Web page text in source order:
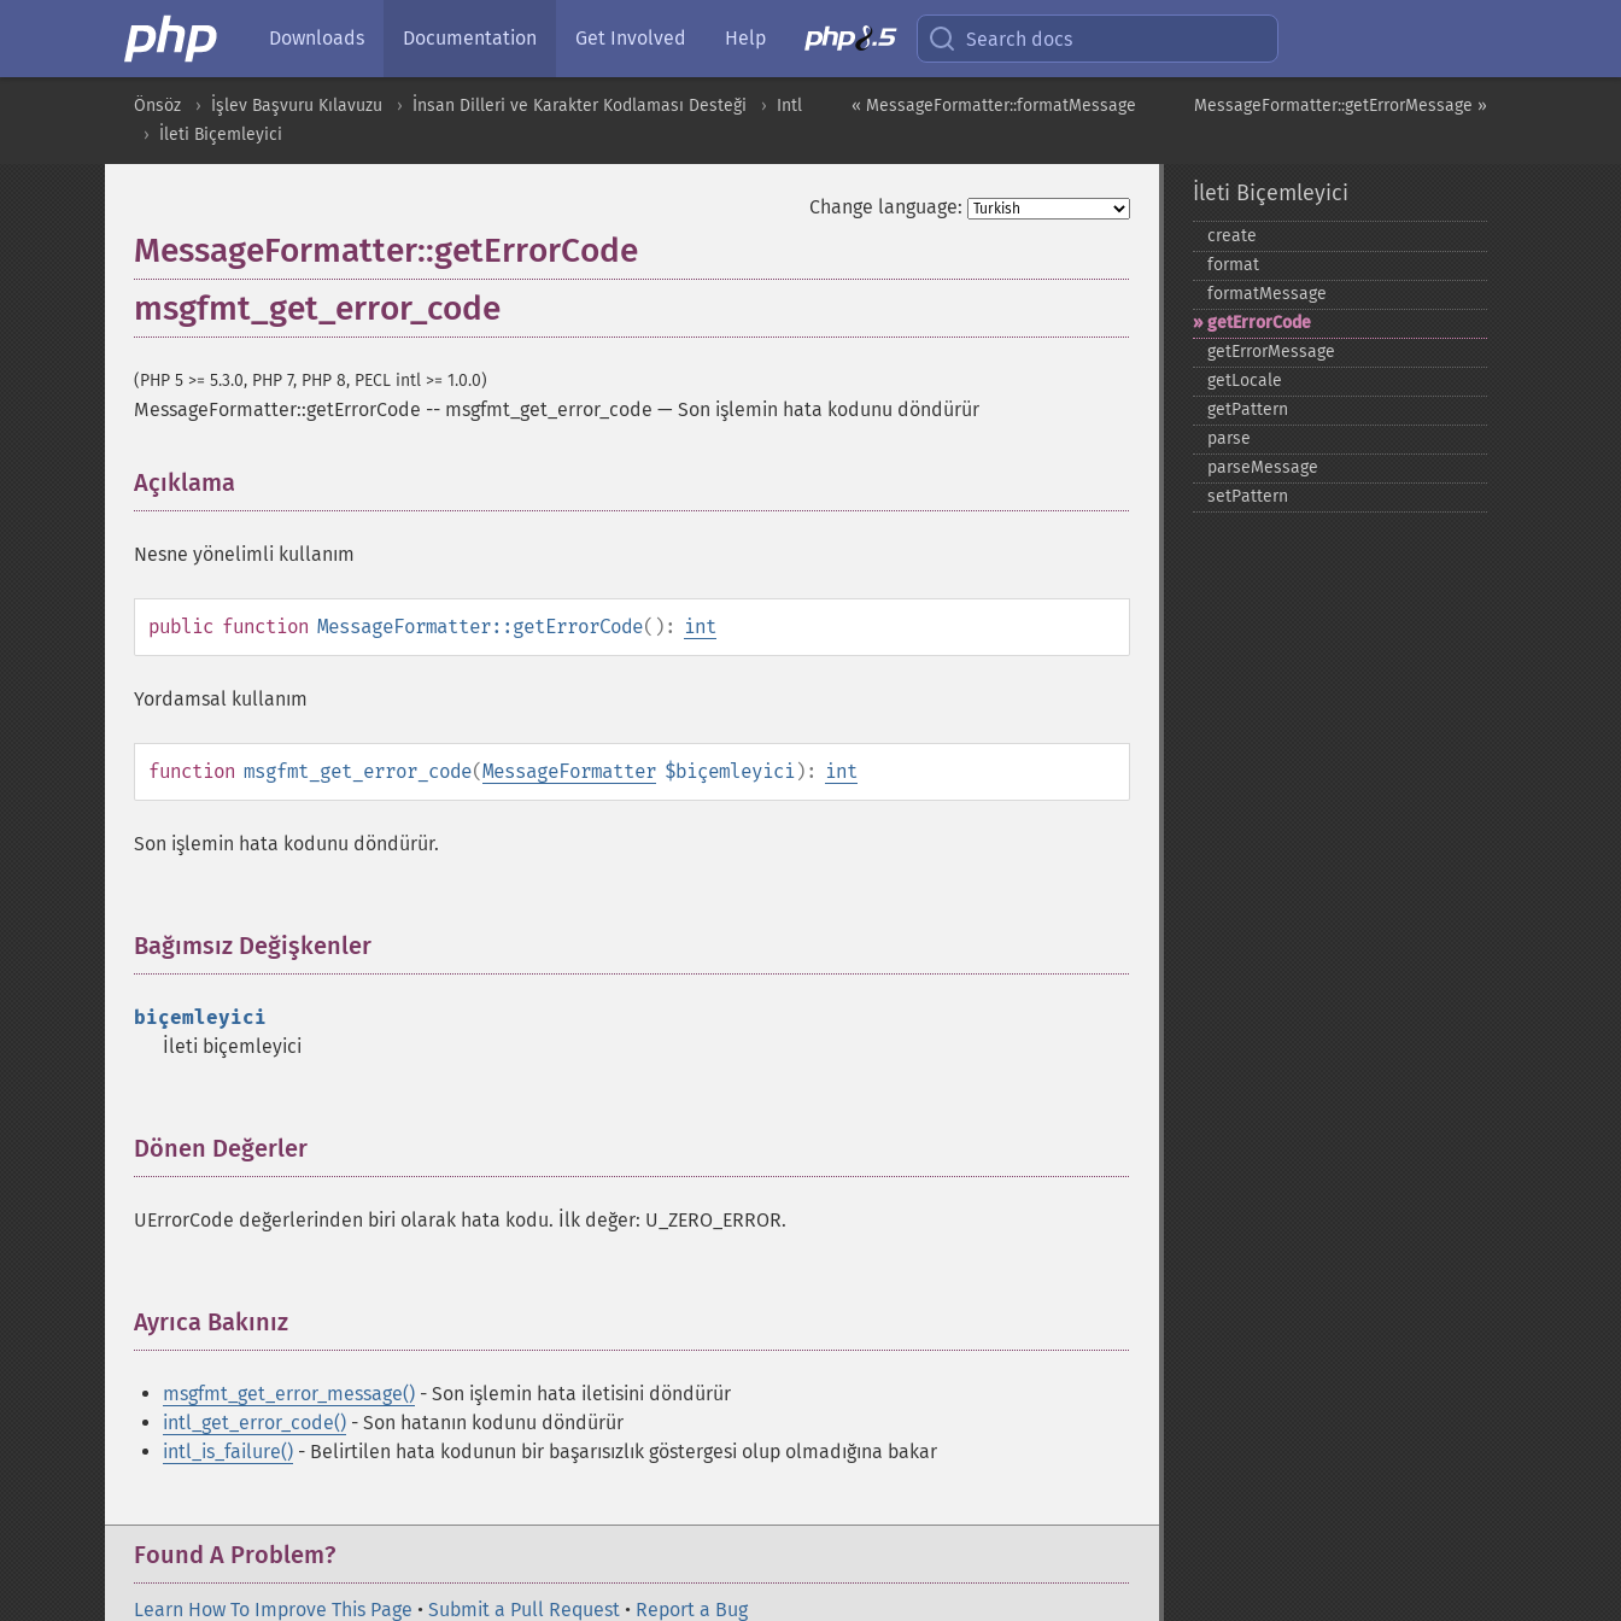
Downloads Documentation Get Involved Help Search docs
MessageFormatter::getErrorMessage »
« MessageFormatter::formatMessage
Önsöz İşlev Başvuru Kılavuzu İnsan Dilleri ve Karakter Kodlaması Desteği
Intl
İleti Biçemleyici
Change language:
MessageFormatter::getErrorCode
msgfmt_get_error_code
(PHP 5 >= 5.3.0, PHP 7, PHP 8, PECL intl >= 1.0.0)
MessageFormatter::getErrorCode -- msgfmt_get_error_code — Son işlemin hata kodunu döndürür
Açıklama
Nesne yönelimli kullanım
public function MessageFormatter::getErrorCode(): int
Yordamsal kullanım
function msgfmt_get_error_code(MessageFormatter $biçemleyici): int
Son işlemin hata kodunu döndürür.
Bağımsız Değişkenler
biçemleyici
İleti biçemleyici
Dönen Değerler
UErrorCode değerlerinden biri olarak hata kodu. İlk değer: U_ZERO_ERROR.
Ayrıca Bakınız
msgfmt_get_error_message() - Son işlemin hata iletisini döndürür
intl_get_error_code() - Son hatanın kodunu döndürür
intl_is_failure() - Belirtilen hata kodunun bir başarısızlık göstergesi olup olmadığına bakar
Found A Problem?
Learn How To Improve This Page • Submit a Pull Request • Report a Bug
İleti Biçemleyici
create
format
formatMessage
getErrorCode
getErrorMessage
getLocale
getPattern
parse
parseMessage
setPattern